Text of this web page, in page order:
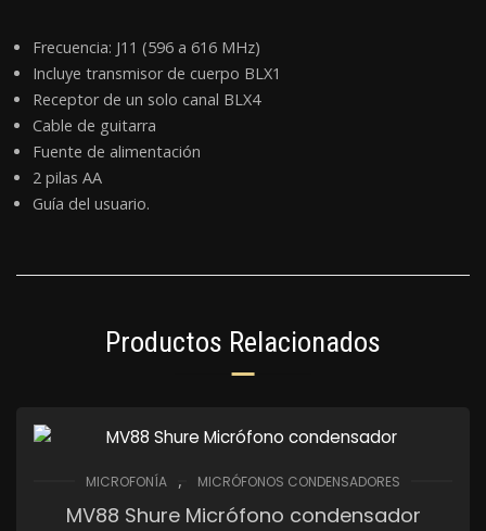
Frecuencia: J11 (596 a 616 MHz)
Incluye transmisor de cuerpo BLX1
Receptor de un solo canal BLX4
Cable de guitarra
Fuente de alimentación
2 pilas AA
Guía del usuario.
Productos Relacionados
MICROFONÍA , MICRÓFONOS CONDENSADORES
MV88 Shure Micrófono condensador